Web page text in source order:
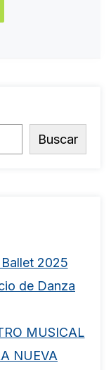
Buscar
Ballet 2025
de Danza
MUSICAL
NUEVA